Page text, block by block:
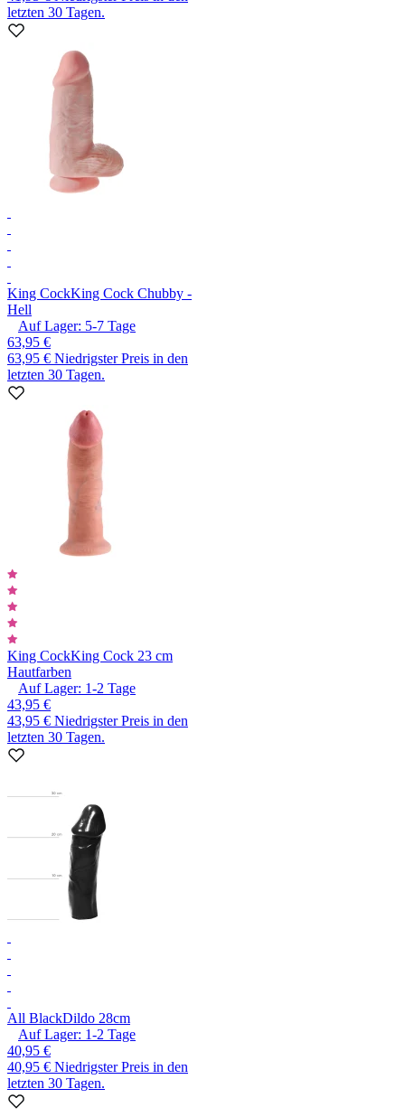
letzten 30 Tagen.
King CockKing Cock Chubby -
Hell
Auf Lager: 5-7 Tage
63,95 €
63,95 € Niedrigster Preis in den
letzten 30 Tagen.
King CockKing Cock 23 cm
Hautfarben
Auf Lager: 1-2 Tage
43,95 €
43,95 € Niedrigster Preis in den
letzten 30 Tagen.
All BlackDildo 28cm
Auf Lager: 1-2 Tage
40,95 €
40,95 € Niedrigster Preis in den
letzten 30 Tagen.